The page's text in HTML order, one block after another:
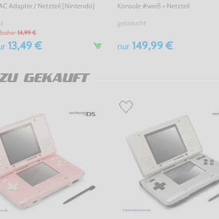
Adapter / Netzteil [Nintendo]
bisher 14,99 €
13,49 €
Konsole #weiß + Netzteil
gebraucht
nur 149,99 €
GEKAUFT